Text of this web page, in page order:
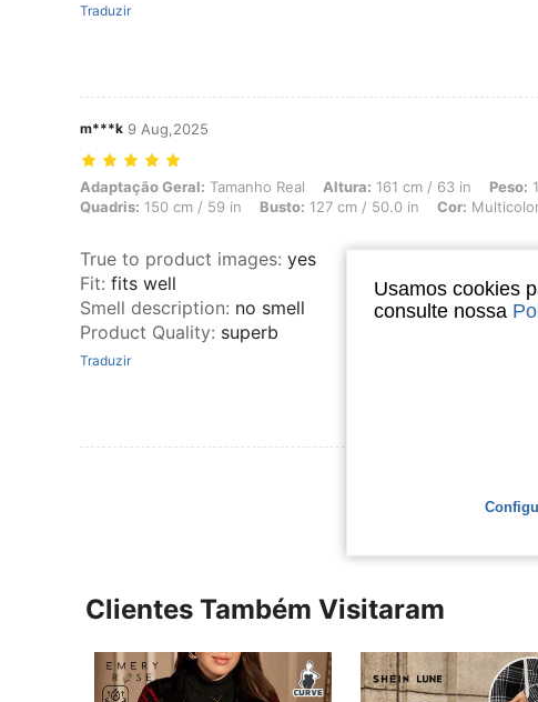
Traduzir
m***k 9 Aug,2025
Adaptação Geral: Tamanho Real, Altura: 161 cm / 63 in, Peso: 110 kg /
Adaptação Geral: Tamanho Real Altura: 161 cm / 63 in Peso:
Quadris: 150 cm / 59 in Busto: 127 cm / 50.0 in Cor:
True to product images: yes
Fit: fits well
Smell description: no smell
Product Quality: superb
Traduzir
Clientes Também Visitaram
Usamos cookies
consulte nossa